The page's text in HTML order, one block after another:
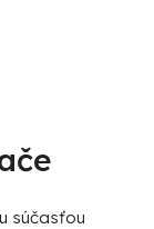
súčasťou